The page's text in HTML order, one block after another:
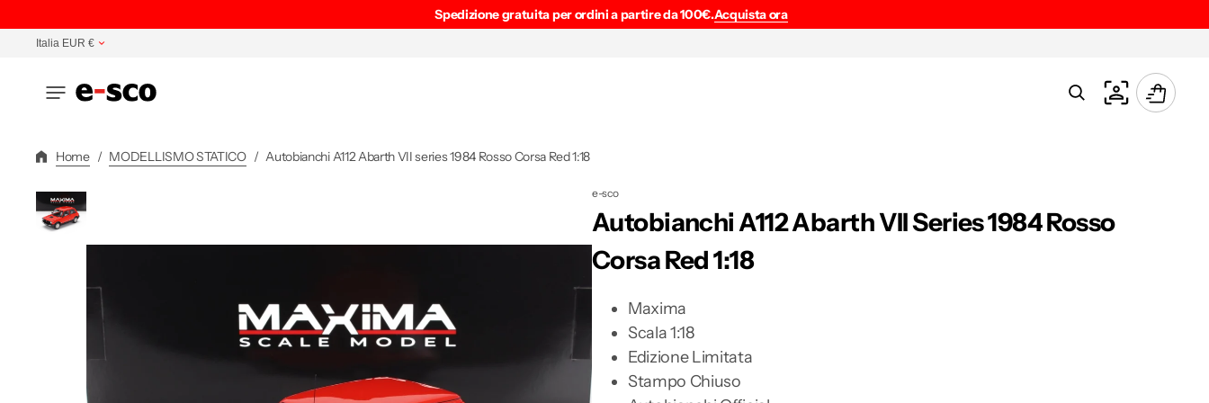
Direttamente
Spedizione gratuita per ordini a partire da 100€.Acquista ora
Italia EUR €
Carrello
Home / MODELLISMO STATICO / Autobianchi A112 Abarth VII series 1984 Rosso Corsa Red 1:18
e-sco
Autobianchi A112 Abarth VII Series 1984 Rosso
Corsa Red 1:18
Maxima
Scala 1:18
Edizione Limitata
Stampo Chiuso